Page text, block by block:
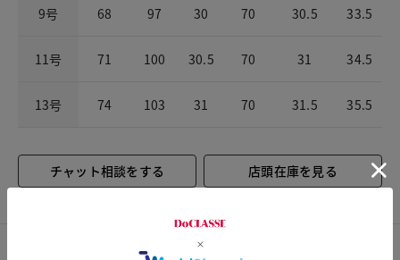
9号 68 97 30 70 30.5 33.5
11号 71 100 30.5 70 31 34.5
13号 74 103 31 70 31.5 35.5
チャット相談をする 店頭在庫を見る
カスタマーレビュー